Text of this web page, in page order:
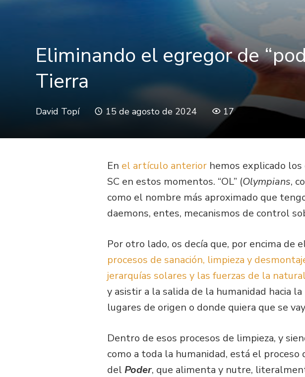
Eliminando el egregor de
Tierra
David Topí 15 de agosto de 2024 17
En el artículo anterior hemos explicado
SC en estos momentos. “OL” (Olympians,
como el nombre más aproximado que
daemons, entes, mecanismos de control
Por otro lado, os decía que, por encima de
procesos de sanación, limpieza y
jerarquías solares y las fuerzas de la
y asistir a la salida de la humanidad hacia
lugares de origen o donde quiera que se
Dentro de esos procesos de limpieza, y
como a toda la humanidad, está el proceso
del Poder, que alimenta y nutre,